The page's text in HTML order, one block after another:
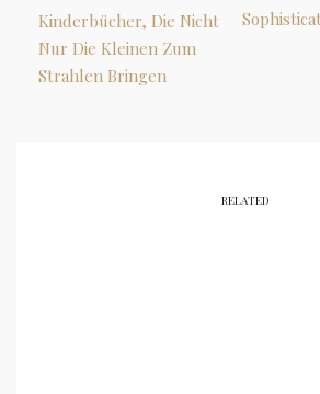
Kinderbücher, Die Nicht
Nur Die Kleinen Zum
Strahlen Bringen
RELATED